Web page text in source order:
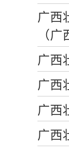
广西
（
广西
广西
广西
广西